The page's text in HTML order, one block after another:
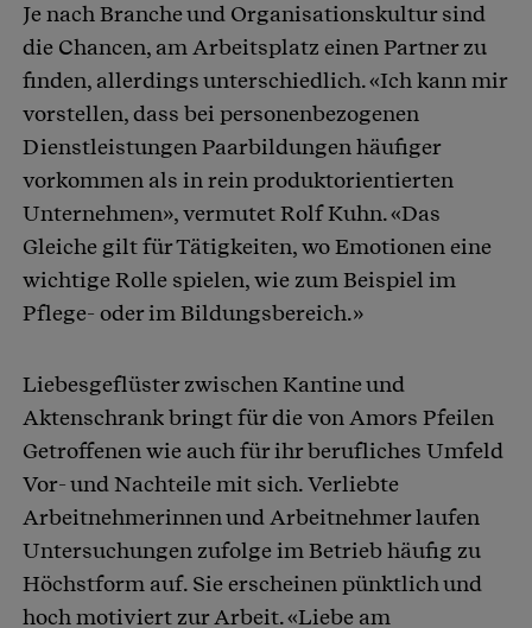
Je nach Branche und Organisationskultur sind
die Chancen, am Arbeitsplatz einen Partner zu
finden, allerdings unterschiedlich. «Ich kann mir
vorstellen, dass bei personenbezogenen
Dienstleistungen Paarbildungen häufiger
vorkommen als in rein produktorientierten
Unternehmen», vermutet Rolf Kuhn. «Das
Gleiche gilt für Tätigkeiten, wo Emotionen eine
wichtige Rolle spielen, wie zum Beispiel im
Pflege- oder im Bildungsbereich.»
Liebesgeflüster zwischen Kantine und
Aktenschrank bringt für die von Amors Pfeilen
Getroffenen wie auch für ihr berufliches Umfeld
Vor- und Nachteile mit sich. Verliebte
Arbeitnehmerinnen und Arbeitnehmer laufen
Untersuchungen zufolge im Betrieb häufig zu
Höchstform auf. Sie erscheinen pünktlich und
hoch motiviert zur Arbeit. «Liebe am